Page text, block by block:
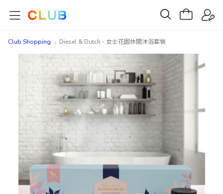
Club Shopping Diesel & Dutch - 女士花園休閒沐浴套裝
images
gallery
images
gallery